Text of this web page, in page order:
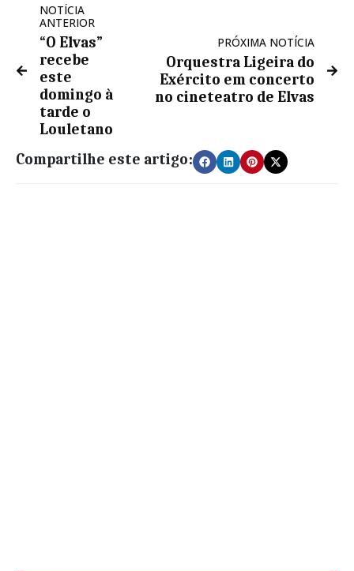
NOTÍCIA
ANTERIOR
“O Elvas”
recebe
este
domingo à
tarde o
Louletano
PRÓXIMA NOTÍCIA
Orquestra Ligeira do
Exército em concerto
no cineteatro de Elvas
Compartilhe este artigo: